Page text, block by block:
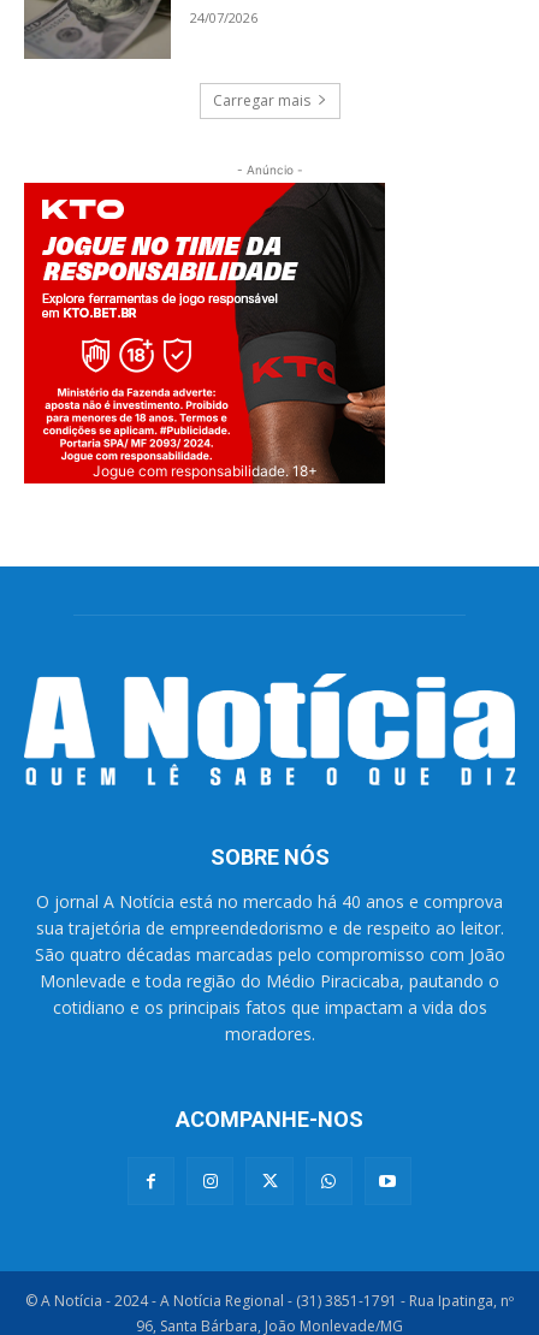
24/07/2026
Carregar mais
- Anúncio -
Jogue com responsabilidade. 18+
SOBRE NÓS
O jornal A Notícia está no mercado há 40 anos e comprova
sua trajetória de empreendedorismo e de respeito ao leitor.
São quatro décadas marcadas pelo compromisso com João
Monlevade e toda região do Médio Piracicaba, pautando o
cotidiano e os principais fatos que impactam a vida dos
moradores.
ACOMPANHE-NOS
© A Notícia - 2024 - A Notícia Regional - (31) 3851-1791 - Rua Ipatinga, nº
96, Santa Bárbara, João Monlevade/MG